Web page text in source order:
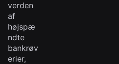
verden
af
højspæ
ndte
bankrøv
erier,